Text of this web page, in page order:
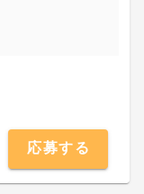
応募する